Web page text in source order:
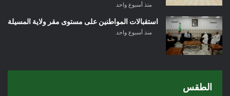
منذ أسبوع واحد
استقبالات المواطنين على مستوى مقر ولاية المسيلة
منذ أسبوع واحد
الطقس